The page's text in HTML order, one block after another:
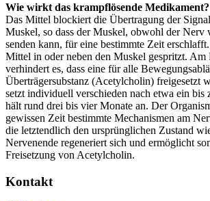
Wie wirkt das krampflösende Medikament?
Das Mittel blockiert die Übertragung der
Muskel, so dass der Muskel, obwohl der Nerv
senden kann, für eine bestimmte Zeit
Mittel in oder neben den Muskel gespritzt. Am
verhindert es, dass eine für alle
Überträgersubstanz (Acetylcholin) freigesetzt
setzt individuell verschieden nach etwa ein bis
hält rund drei bis vier Monate an. Der
gewissen Zeit bestimmte Mechanismen am
die letztendlich den ursprünglichen Zustand
Nervenende regeneriert sich und ermöglicht
Freisetzung von Acetylcholin.
Kontakt